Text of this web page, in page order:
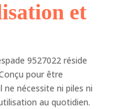
et
9527022 réside
pour être
ne nécessite ni piles ni
au quotidien.